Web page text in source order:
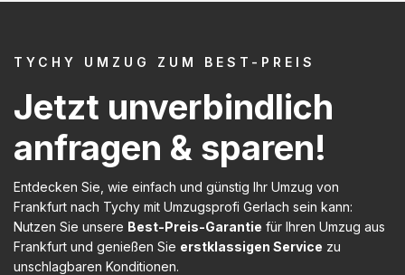
TYCHY UMZUG ZUM BEST-PREIS
Jetzt unverbindlich
anfragen & sparen!
Entdecken Sie, wie einfach und günstig Ihr Umzug von
Frankfurt nach Tychy mit Umzugsprofi Gerlach sein kann:
Nutzen Sie unsere Best-Preis-Garantie für Ihren Umzug aus
Frankfurt und genießen Sie erstklassigen Service zu
unschlagbaren Konditionen.